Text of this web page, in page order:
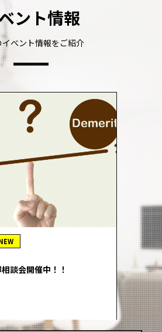
ント情報
ベント情報をご紹介
談会開催中！！